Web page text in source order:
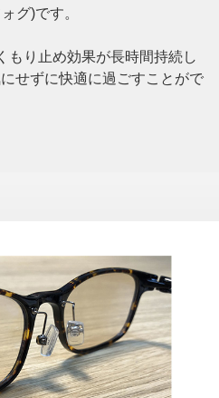
グ)です。
もり止め効果が長時間持続し
せずに快適に過ごすことがで